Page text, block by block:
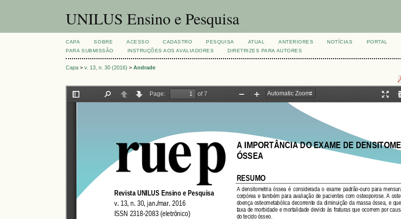
UNILUS Ensino e Pesquisa
CAPA SOBRE ACESSO CADASTRO PESQUISA ATUAL ANTERIORES NOTÍCIAS PORTAL
PARA SUBMISSÃO
INSTRUÇÕES AOS AVALIADORES DIRETRIZES PARA AUTORES
Capa >v. 13, n. 30 (2016) >Andrade